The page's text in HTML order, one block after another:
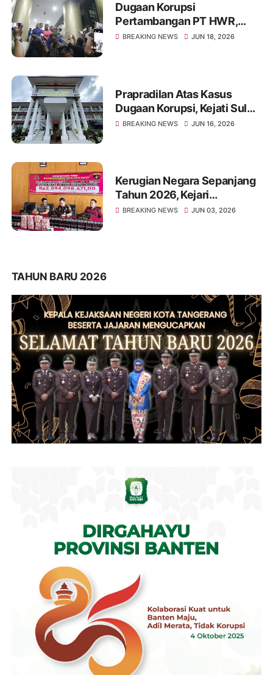
Dugaan Korupsi
Pertambangan PT HWR,
Kejati Sulut Tetapkan Dua
BREAKING NEWS JUN 18, 2026
Prapradilan Atas Kasus
Dugaan Korupsi, Kejati Sulut
Apresiasi Hakim Tolak
BREAKING NEWS JUN 16, 2026
Kerugian Negara Sepanjang
Tahun 2026, Kejari
Manggarai Barat Pulihkan Rp
BREAKING NEWS JUN 03, 2026
TAHUN BARU 2026